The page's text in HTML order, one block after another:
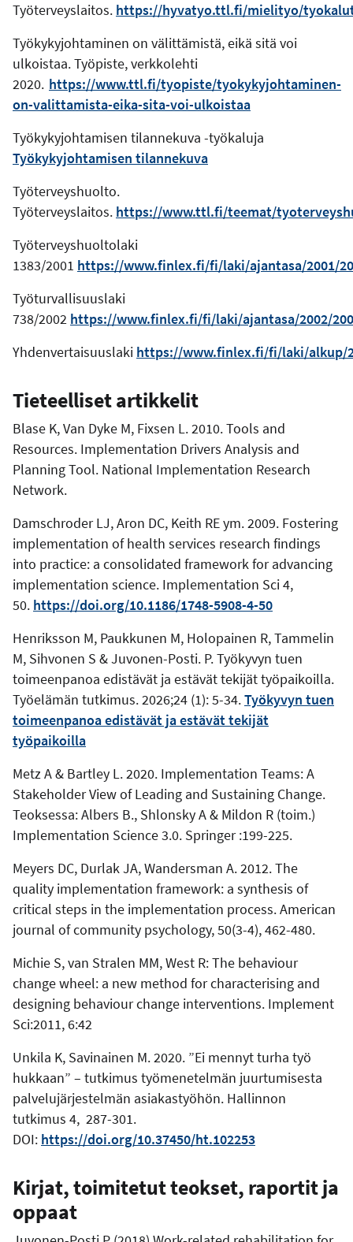
Työterveyslaitos. https://hyvatyo.ttl.fi/mielityo/
Työkykyjohtaminen on välittämistä, eikä sitä voi
ulkoistaa. Työpiste, verkkolehti
2020. https://www.ttl.fi/tyopiste/tyokykyjohtaminen-
on-valittamista-eika-sita-voi-ulkoistaa
Työkykyjohtamisen tilannekuva -työkaluja
Työkykyjohtamisen tilannekuva
Työterveyshuolto.
Työterveyslaitos. https://www.ttl.fi/teemat/
Työterveyshuoltolaki
1383/2001 https://www.finlex.fi/fi/laki/ajantasa/2001/
Työturvallisuuslaki
738/2002 https://www.finlex.fi/fi/laki/ajantasa/2002/
Yhdenvertaisuuslaki https://www.finlex.fi/fi/laki/alkup/
Tieteelliset artikkelit
Blase K, Van Dyke M, Fixsen L. 2010. Tools and
Resources. Implementation Drivers Analysis and
Planning Tool. National Implementation Research
Network.
Damschroder LJ, Aron DC, Keith RE ym. 2009. Fostering
implementation of health services research findings
into practice: a consolidated framework for advancing
implementation science. Implementation Sci 4,
50. https://doi.org/10.1186/1748-5908-4-50
Henriksson M, Paukkunen M, Holopainen R, Tammelin
M, Sihvonen S & Juvonen-Posti. P. Työkyvyn tuen
toimeenpanoa edistävät ja estävät tekijät työpaikoilla.
Työelämän tutkimus. 2026;24 (1): 5-34.Työkyvyn tuen
toimeenpanoa edistävät ja estävät tekijät
työpaikoilla
Metz A & Bartley L. 2020. Implementation Teams: A
Stakeholder View of Leading and Sustaining Change.
Teoksessa: Albers B., Shlonsky A & Mildon R (toim.)
Implementation Science 3.0. Springer :199-225.
Meyers DC, Durlak JA, Wandersman A. 2012. The
quality implementation framework: a synthesis of
critical steps in the implementation process. American
journal of community psychology, 50(3-4), 462-480.
Michie S, van Stralen MM, West R: The behaviour
change wheel: a new method for characterising and
designing behaviour change interventions. Implement
Sci:2011, 6:42
Unkila K, Savinainen M. 2020. ”Ei mennyt turha työ
hukkaan” – tutkimus työmenetelmän juurtumisesta
palvelujärjestelmän asiakastyöhön. Hallinnon
tutkimus 4, 287-301.
DOI: https://doi.org/10.37450/ht.102253
Kirjat, toimitetut teokset, raportit ja
oppaat